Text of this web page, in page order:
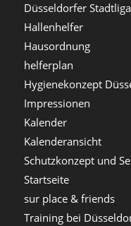
Düsseldorfer Stadtliga
Hallenhelfer
Hausordnung
helferplan
Hygienekonzept
Impressionen
Kalender
Kalenderansicht
Schutzkonzept und
Startseite
sur place & friends
Training bei